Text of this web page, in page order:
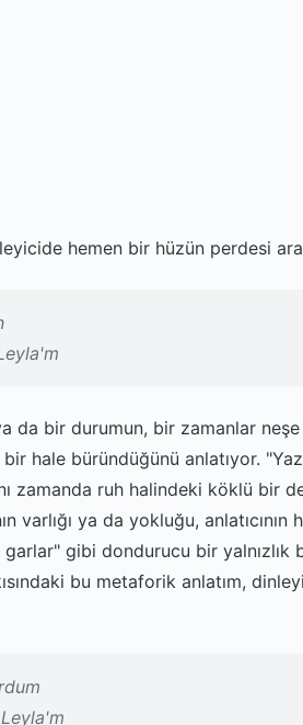
hemen bir hüzün perdesi
da bir durumun, bir zamanlar
hale büründüğünü anlatıyor.
zamanda ruh halindeki köklü bir
varlığı ya da yokluğu,
gibi dondurucu bir yalnızlık
bu metaforik anlatım,